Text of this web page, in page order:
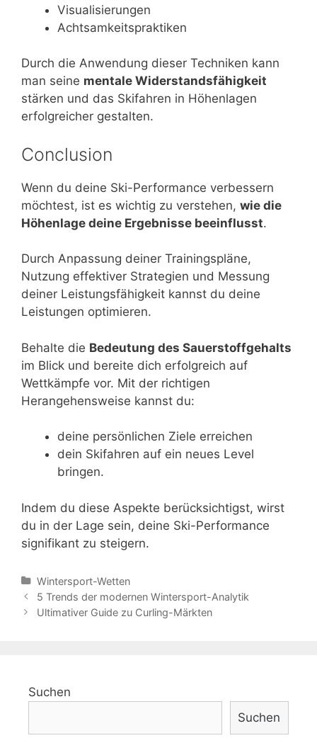
Visualisierungen
Achtsamkeitspraktiken
Durch die Anwendung dieser Techniken kann
man seine mentale Widerstandsfähigkeit
stärken und das Skifahren in Höhenlagen
erfolgreicher gestalten.
Conclusion
Wenn du deine Ski-Performance verbessern
möchtest, ist es wichtig zu verstehen, wie die
Höhenlage deine Ergebnisse beeinflusst.
Durch Anpassung deiner Trainingspläne,
Nutzung effektiver Strategien und Messung
deiner Leistungsfähigkeit kannst du deine
Leistungen optimieren.
Behalte die Bedeutung des Sauerstoffgehalts
im Blick und bereite dich erfolgreich auf
Wettkämpfe vor. Mit der richtigen
Herangehensweise kannst du:
deine persönlichen Ziele erreichen
dein Skifahren auf ein neues Level
bringen.
Indem du diese Aspekte berücksichtigst, wirst
du in der Lage sein, deine Ski-Performance
signifikant zu steigern.
Categories
Wintersport-Wetten
Post
navigation
5 Trends der modernen Wintersport-Analytik
Ultimativer Guide zu Curling-Märkten
Suchen
Suchen